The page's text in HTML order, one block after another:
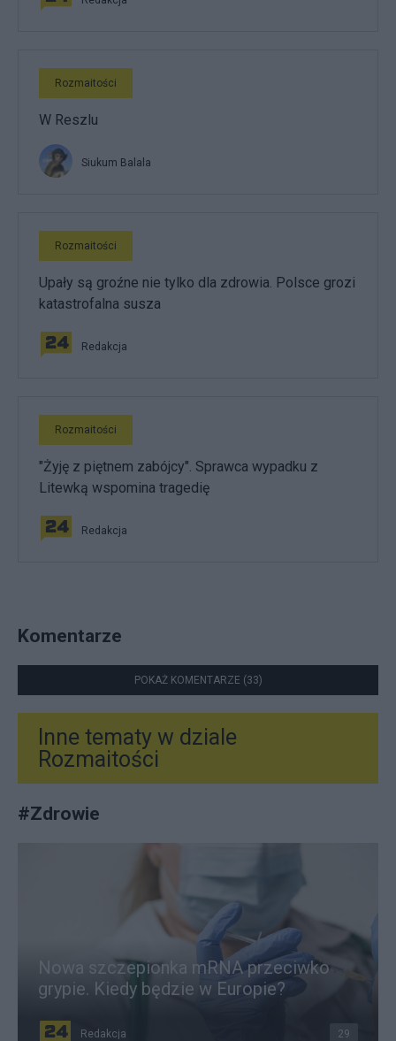
Rozmaitości
W Reszlu
Siukum Balala
Rozmaitości
Upały są groźne nie tylko dla zdrowia. Polsce grozi
katastrofalna susza
Redakcja
Rozmaitości
"Żyję z piętnem zabójcy". Sprawca wypadku z
Litewką wspomina tragedię
Redakcja
Komentarze
POKAŻ KOMENTARZE (33)
Inne tematy w dziale
Rozmaitości
#Zdrowie
Nowa szczepionka mRNA przeciwko
grypie. Kiedy będzie w Europie?
Redakcja 29